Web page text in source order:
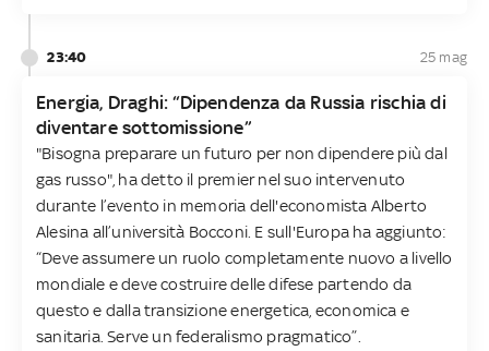
23:40 25 mag
Energia, Draghi: “Dipendenza da Russia rischia di
diventare sottomissione”
"Bisogna preparare un futuro per non dipendere più dal
gas russo", ha detto il premier nel suo intervenuto
durante l’evento in memoria dell'economista Alberto
Alesina all’università Bocconi. E sull'Europa ha aggiunto:
“Deve assumere un ruolo completamente nuovo a livello
mondiale e deve costruire delle difese partendo da
questo e dalla transizione energetica, economica e
sanitaria. Serve un federalismo pragmatico”.